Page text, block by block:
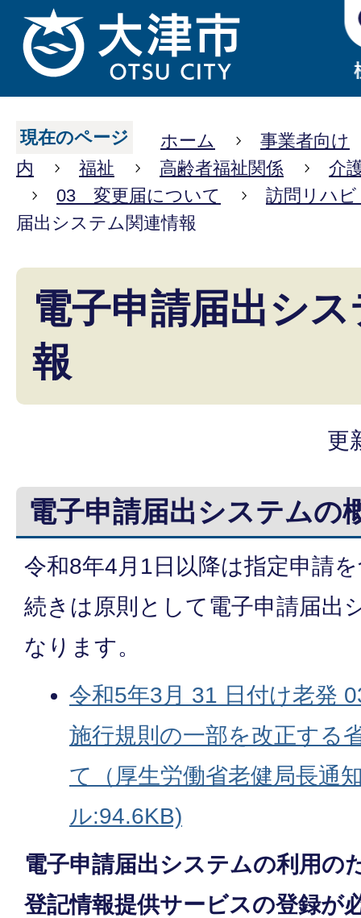
現在のページ ホーム
事業者向け
内
福祉 高齢者福祉関係
介
03 変更届について
訪問リハ
届出システム関連情報
電子申請届出シ
報
更
電子申請届出システムの
令和8年4月1日以降は指定申請
続きは原則として電子申請届出
なります。
令和5年3月 31 日付け老発
施行規則の一部を改正する
て（厚生労働省老健局長通
ル:94.6KB)
電子申請届出システムの利用の
登記情報提供サービスの登録が